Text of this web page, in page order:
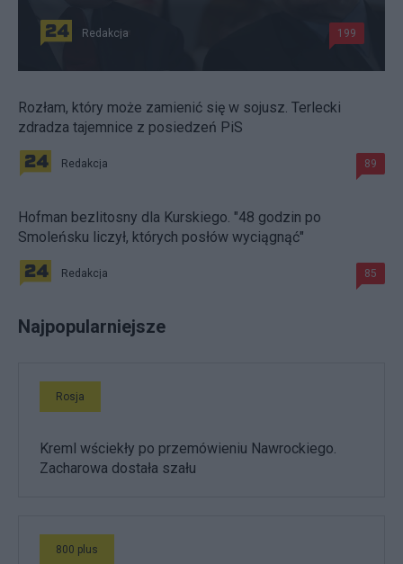
Redakcja 199
Rozłam, który może zamienić się w sojusz. Terlecki
zdradza tajemnice z posiedzeń PiS
Redakcja 89
Hofman bezlitosny dla Kurskiego. "48 godzin po
Smoleńsku liczył, których posłów wyciągnąć"
Redakcja 85
Najpopularniejsze
Rosja
Kreml wściekły po przemówieniu Nawrockiego.
Zacharowa dostała szału
800 plus